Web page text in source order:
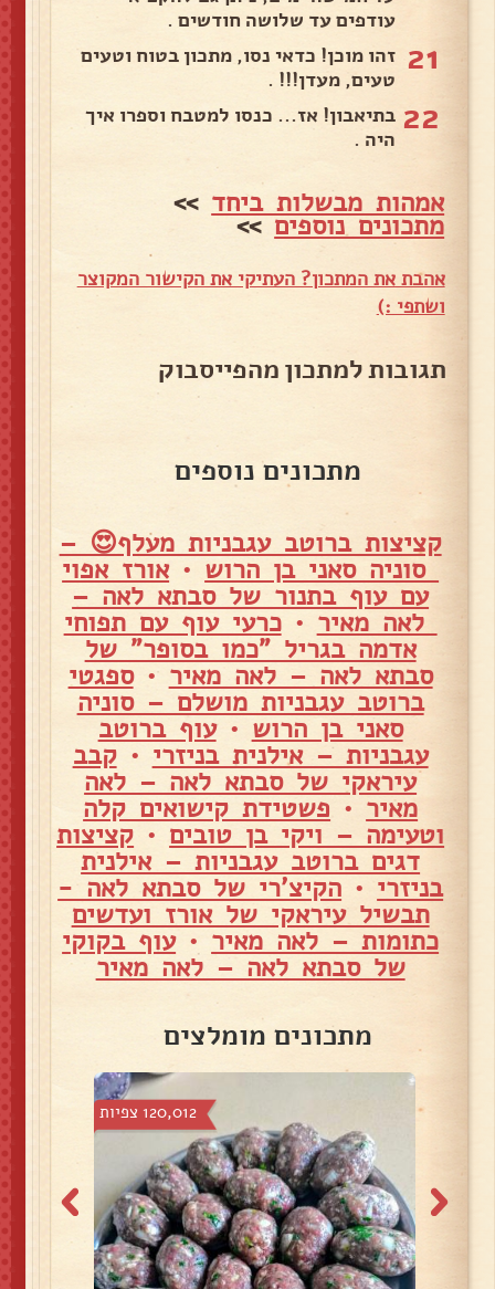
עודפים עד שלושה חודשים .
21 זהו מוכן! כדאי נסו, מתכון בטוח וטעים
טעים, מעדן!!! .
22 בתיאבון! אז... כנסו למטבח וספרו איך
היה .
אמהות מבשלות ביחד >>
מתכונים נוספים>>
אהבת את המתכון? העתיקי את הקישור המקוצר
ושתפי :)
תגובות למתכון מהפייסבוק
מתכונים נוספים
קציצות ברוטב עגבניות מעלף😍 –
סוניה סאני בן הרוש •אורז אפוי
עם עוף בתנור של סבתא לאה –
לאה מאיר •כרעי עוף עם תפוחי
אדמה בגריל "כמו בסופר" של
סבתא לאה – לאה מאיר •ספגטי
ברוטב עגבניות מושלם – סוניה
סאני בן הרוש •עוף ברוטב
עגבניות – אילנית בניזרי •קבב
עיראקי של סבתא לאה – לאה
מאיר • פשטידת קישואים קלה
וטעימה – ויקי בן טובים • קציצות
דגים ברוטב עגבניות – אילנית
בניזרי • הקיצ'רי של סבתא לאה -
תבשיל עיראקי של אורז ועדשים
כתומות – לאה מאיר •עוף בקוקי
של סבתא לאה – לאה מאיר
מתכונים מומלצים
120,012 צפיות